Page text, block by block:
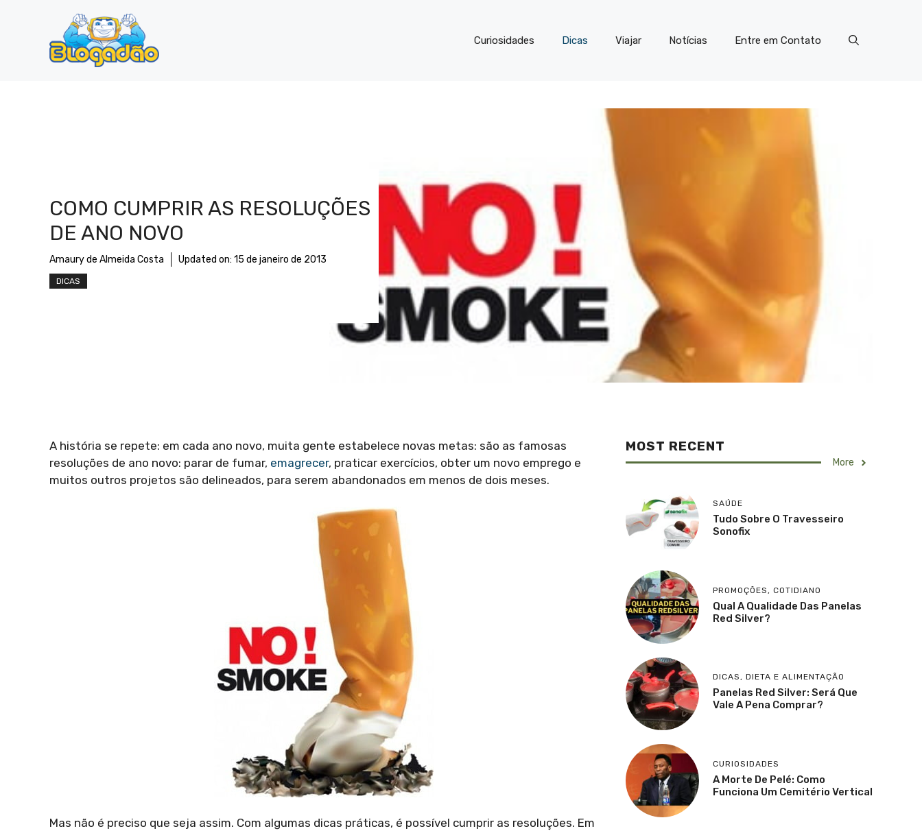
conteúdo
Curiosidades Dicas Viajar Notícias Entre em Contato
COMO CUMPRIR AS RESOLUÇÕES
DE ANO NOVO
Amaury de Almeida Costa Updated on: 15 de janeiro de 2013
DICAS
A história se repete: em cada ano novo, muita gente estabelece novas metas: são as famosas
resoluções de ano novo: parar de fumar, emagrecer, praticar exercícios, obter um novo emprego e
muitos outros projetos são delineados, para serem abandonados em menos de dois meses.
Mas não é preciso que seja assim. Com algumas dicas práticas, é possível cumprir as resoluções. Em
MOST RECENT
More
SAÚDE
Tudo Sobre O Travesseiro
Sonofix
PROMOÇÕES , COTIDIANO
Qual A Qualidade Das Panelas
Red Silver?
DICAS, DIETA E ALIMENTAÇÃO
Panelas Red Silver: Será Que
Vale A Pena Comprar?
CURIOSIDADES
A Morte De Pelé: Como
Funciona Um Cemitério Vertical